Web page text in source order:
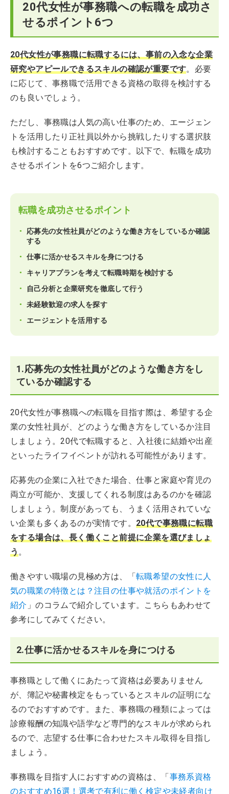
事務職への転職は20代前半と後半でポイントが変わる
事務職への転職でエージェントを利用するメリットは？
20代女性が事務職への転職を成功さ
せるポイント6つ
20代女性が事務職に転職するには、事前の入念な企業
研究やアピールできるスキルの確認が重要です。必要
に応じて、事務職で活用できる資格の取得を検討する
のも良いでしょう。
ただし、事務職は人気の高い仕事のため、エージェン
トを活用したり正社員以外から挑戦したりする選択肢
も検討することもおすすめです。以下で、転職を成功
させるポイントを6つご紹介します。
転職を成功させるポイント
応募先の女性社員がどのような働き方をしているか確認
する
仕事に活かせるスキルを身につける
キャリアプランを考えて転職時期を検討する
自己分析と企業研究を徹底して行う
未経験歓迎の求人を探す
エージェントを活用する
1.応募先の女性社員がどのような働き方をし
ているか確認する
20代女性が事務職への転職を目指す際は、希望する企
業の女性社員が、どのような働き方をしているか注目
しましょう。20代で転職すると、入社後に結婚や出産
といったライフイベントが訪れる可能性があります。
応募先の企業に入社できた場合、仕事と家庭や育児の
両立が可能か、支援してくれる制度はあるのかを確認
しましょう。制度があっても、うまく活用されていな
い企業も多くあるのが実情です。 20代で事務職に転職
をする場合は、長く働くこと前提に企業を選びましょ
う。
働きやすい職場の見極め方は、「転職希望の女性に人
気の職業の特徴とは？注目の仕事や就活のポイントを
紹介 」のコラムで紹介しています。こちらもあわせて
参考にしてみてください。
2.仕事に活かせるスキルを身につける
事務職として働くにあたって資格は必要ありません
が、簿記や秘書検定をもっているとスキルの証明にな
るのでおすすめです。また、事務職の種類によっては
診療報酬の知識や語学など専門的なスキルが求められ
るので、志望する仕事に合わせたスキル取得を目指し
ましょう。
事務職を目指す人におすすめの資格は、「事務系資格
のおすすめ16選！選考で有利に働く検定や未経者向け